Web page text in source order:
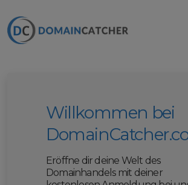
Willkommen bei
Eröffne dir deine Welt des
Domainhandels mit deiner